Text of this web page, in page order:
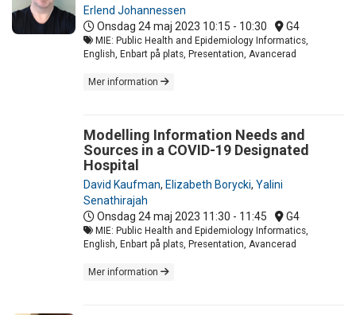
Erlend Johannessen
Onsdag 24 maj 2023 10:15 - 10:30 G4
MIE: Public Health and Epidemiology Informatics,
English, Enbart på plats, Presentation, Avancerad
Mer information
Modelling Information Needs and
Sources in a COVID-19 Designated
Hospital
David Kaufman, Elizabeth Borycki, Yalini
Senathirajah
Onsdag 24 maj 2023 11:30 - 11:45 G4
MIE: Public Health and Epidemiology Informatics,
English, Enbart på plats, Presentation, Avancerad
Mer information